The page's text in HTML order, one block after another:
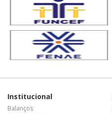
Institucional
Balanços